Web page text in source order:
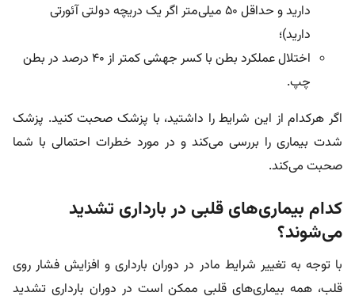
دارید و حداقل ۵۰ میلی‌متر اگر یک دریچه دولتی آئورتی
دارید)؛
اختلال عملکرد بطن با کسر جهشی کمتر از ۴۰ درصد در بطن
چپ.
اگر هرکدام از این شرایط را داشتید، با پزشک صحبت کنید. پزشک
شدت بیماری را بررسی می‌کند و در مورد خطرات احتمالی با شما
صحبت می‌کند.
کدام بیماری‌های قلبی در بارداری تشدید
می‌شوند؟
با توجه به تغییر شرایط مادر در دوران بارداری و افزایش فشار روی
قلب، همه بیماری‌های قلبی ممکن است در دوران بارداری تشدید